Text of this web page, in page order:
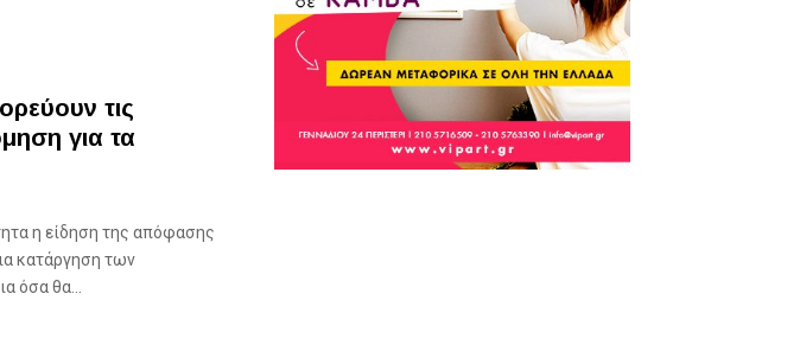
τις
για τα
η είδηση της απόφασης
κατάργηση των
όσα θα...